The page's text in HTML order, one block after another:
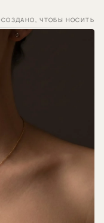
СОЗДАНО, ЧТОБЫ НОСИТЬ
ГИПОАЛЛЕРГЕННЫЕ МАТЕРИАЛЫ · НЕ РАЗДРАЖАЕТ КОЖУ ·